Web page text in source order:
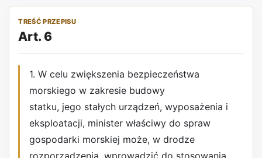
TREŚĆ PRZEPISU
Art. 6
1. W celu zwiększenia bezpieczeństwa
morskiego w zakresie budowy
statku, jego stałych urządzeń, wyposażenia i
eksploatacji, minister właściwy do spraw
gospodarki morskiej może, w drodze